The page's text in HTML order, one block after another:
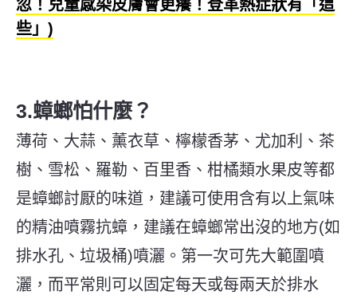
忽！兒童感染皮膚會更癢！登革熱症狀有「這
些」)
3.蟑螂怕什麼？
薄荷、大蒜、薰衣草、檸檬香茅、尤加利、茶
樹、雪松、羅勒、百里香、柑橘類水果皮等都
是蟑螂討厭的味道，建議可使用含有以上氣味
的精油噴霧抗蟑，建議在蟑螂常出沒的地方(如
排水孔、垃圾桶)噴灑。第一次可先大範圍噴
灑，而平常則可以固定每天或每兩天於排水